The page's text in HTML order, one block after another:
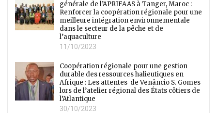
générale de l’APRIFAAS à Tanger, Maroc :
Renforcer la coopération régionale pour une
meilleure intégration environnementale
dans le secteur de la pêche et de
l’aquaculture
11/10/2023
Coopération régionale pour une gestion
durable des ressources halieutiques en
Afrique : Les attentes de Venâncio S. Gomes
lors de l’atelier régional des États côtiers de
l’Atlantique
30/10/2023